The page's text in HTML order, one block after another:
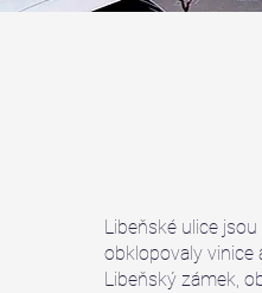
Libeňské ulice
obklopovaly vinice
Libeňský zámek,